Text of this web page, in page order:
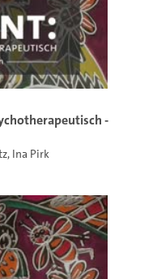
-
, Ina Pirk